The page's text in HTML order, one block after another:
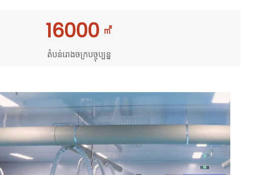
16000 ㎡
តំបន់រោងចក្របច្ចុប្បន្ន